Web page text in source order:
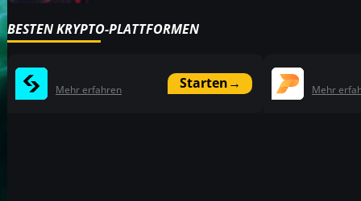
BESTEN KRYPTO-PLATTFORMEN
Starten→
Mehr erfahren Mehr